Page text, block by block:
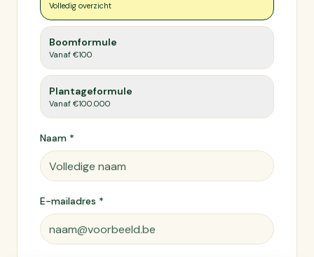
Volledig overzicht
Boomformule
Vanaf €100
Plantageformule
Vanaf €100.000
Naam *
E-mailadres *